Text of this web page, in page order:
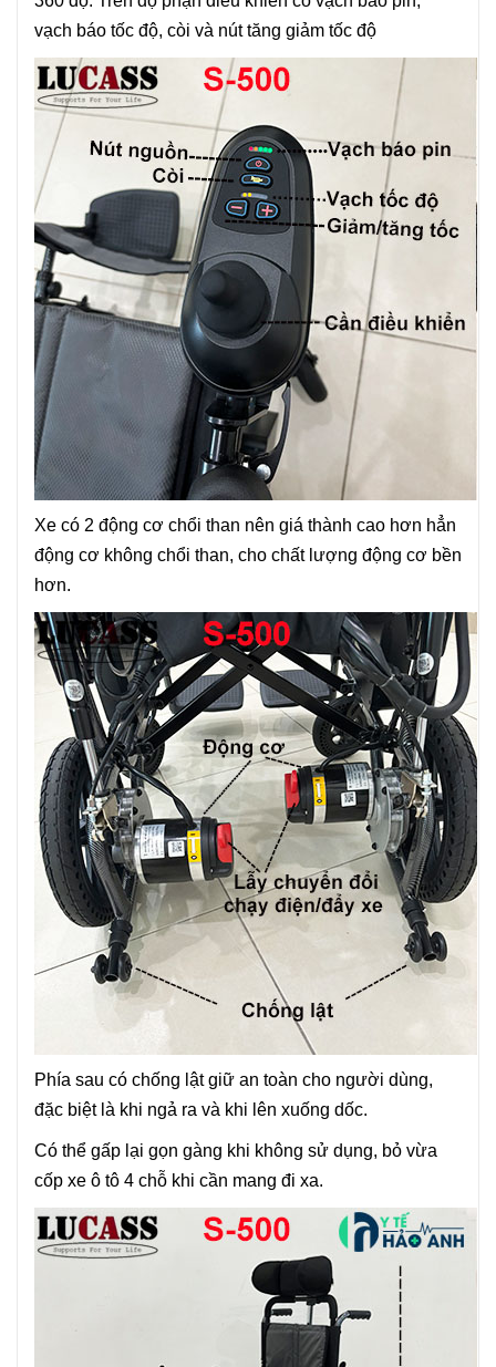
vạch báo tốc độ, còi và nút tăng giảm tốc độ
Xe có 2 động cơ chổi than nên giá thành cao hơn hẳn
động cơ không chổi than, cho chất lượng động cơ bền
hơn.
Phía sau có chống lật giữ an toàn cho người dùng,
đặc biệt là khi ngả ra và khi lên xuống dốc.
Có thể gấp lại gọn gàng khi không sử dụng, bỏ vừa
cốp xe ô tô 4 chỗ khi cần mang đi xa.